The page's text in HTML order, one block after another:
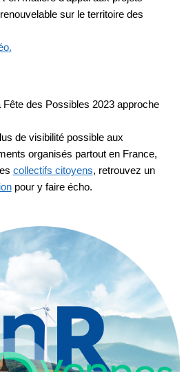
sur le territoire des
.
Fête des Possibles 2023 approche
de visibilité possible aux
organisés partout en France,
collectifs citoyens, retrouvez un
pour y faire écho.